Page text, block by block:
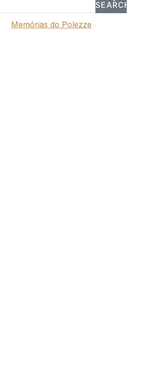
SEARCH
Memórias do Polezze